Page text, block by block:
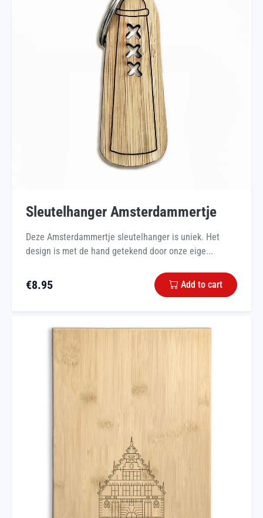
Sleutelhanger Amsterdammertje
Deze Amsterdammertje sleutelhanger is uniek. Het
design is met de hand getekend door onze eige...
€8.95 Add to cart